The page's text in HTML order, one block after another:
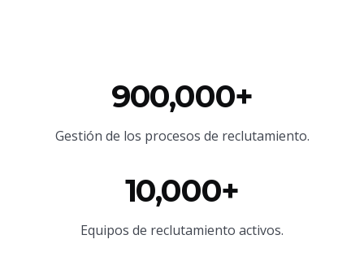
900,000+
Gestión de los procesos de reclutamiento.
10,000+
Equipos de reclutamiento activos.